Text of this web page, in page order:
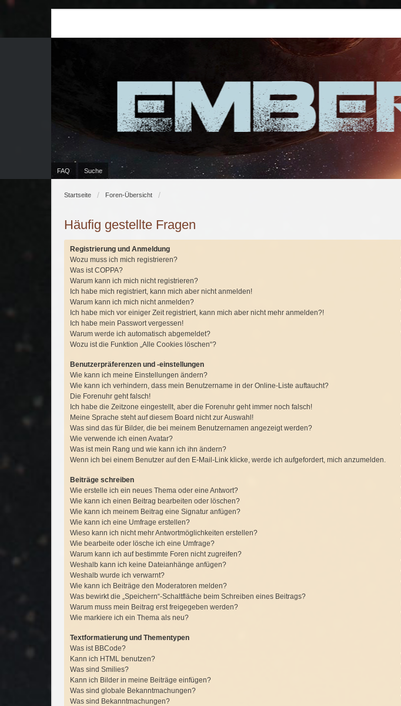
FAQ Suche
Startseite Foren-Übersicht
Häufig gestellte Fragen
Registrierung und Anmeldung
Wozu muss ich mich registrieren?
Was ist COPPA?
Warum kann ich mich nicht registrieren?
Ich habe mich registriert, kann mich aber nicht anmelden!
Warum kann ich mich nicht anmelden?
Ich habe mich vor einiger Zeit registriert, kann mich aber nicht mehr anmelden?!
Ich habe mein Passwort vergessen!
Warum werde ich automatisch abgemeldet?
Wozu ist die Funktion „Alle Cookies löschen“?
Benutzerpräferenzen und -einstellungen
Wie kann ich meine Einstellungen ändern?
Wie kann ich verhindern, dass mein Benutzername in der Online-Liste auftaucht?
Die Forenuhr geht falsch!
Ich habe die Zeitzone eingestellt, aber die Forenuhr geht immer noch falsch!
Meine Sprache steht auf diesem Board nicht zur Auswahl!
Was sind das für Bilder, die bei meinem Benutzernamen angezeigt werden?
Wie verwende ich einen Avatar?
Was ist mein Rang und wie kann ich ihn ändern?
Wenn ich bei einem Benutzer auf den E-Mail-Link klicke, werde ich aufgefordert, mich anzumelden.
Beiträge schreiben
Wie erstelle ich ein neues Thema oder eine Antwort?
Wie kann ich einen Beitrag bearbeiten oder löschen?
Wie kann ich meinem Beitrag eine Signatur anfügen?
Wie kann ich eine Umfrage erstellen?
Wieso kann ich nicht mehr Antwortmöglichkeiten erstellen?
Wie bearbeite oder lösche ich eine Umfrage?
Warum kann ich auf bestimmte Foren nicht zugreifen?
Weshalb kann ich keine Dateianhänge anfügen?
Weshalb wurde ich verwarnt?
Wie kann ich Beiträge den Moderatoren melden?
Was bewirkt die „Speichern“-Schaltfläche beim Schreiben eines Beitrags?
Warum muss mein Beitrag erst freigegeben werden?
Wie markiere ich ein Thema als neu?
Textformatierung und Thementypen
Was ist BBCode?
Kann ich HTML benutzen?
Was sind Smilies?
Kann ich Bilder in meine Beiträge einfügen?
Was sind globale Bekanntmachungen?
Was sind Bekanntmachungen?